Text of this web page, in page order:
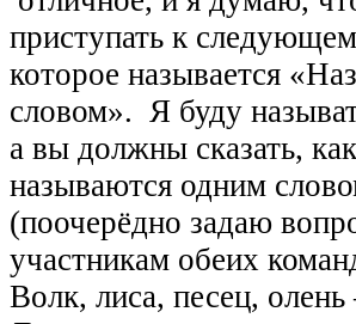
приступать к
которое называется
словом». Я буду
а вы должны сказать,
называются одним
(поочерёдно задаю
участникам обеих
Волк, лиса, песец,